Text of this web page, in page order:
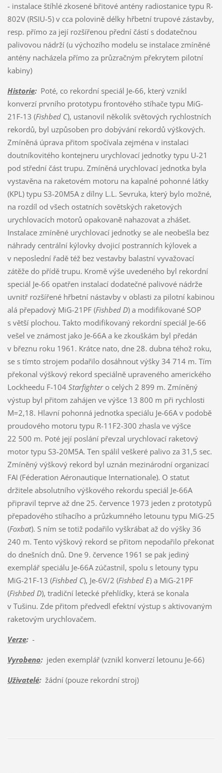
- instalace štíhlé zkosené břitové antény radiostanice typu R-
802V (RSIU-5) v cca polovině délky hřbetní trupové zástavby,
resp. přímo za její rozšířenou přední částí s dodatečnou
palivovou nádrží (u výchozího modelu se instalace zmíněné
antény nacházela přímo za průzračným překrytem pilotní
kabiny)
Historie:Poté, co rekordní speciál Je-66, který vznikl
konverzí prvního prototypu frontového stíhače typu MiG-
21F-13 (Fishbed C), ustanovil několik světových rychlostních
rekordů, byl uzpůsoben pro dobývání rekordů výškových.
Zmíněná úprava přitom spočívala zejména v instalaci
doutníkovitého kontejneru urychlovací jednotky typu U-21
pod střední část trupu. Zmíněná urychlovací jednotka byla
vystavěna na raketovém motoru na kapalné pohonné látky
(KPL) typu S3-20M5A z dílny L.L. Sevruka, který bylo možné,
na rozdíl od všech ostatních sovětských raketových
urychlovacích motorů opakovaně nahazovat a zhášet.
Instalace zmíněné urychlovací jednotky se ale neobešla bez
náhrady centrální kýlovky dvojicí postranních kýlovek a
v neposlední řadě též bez vestavby balastní vyvažovací
zátěže do přídě trupu. Kromě výše uvedeného byl rekordní
speciál Je-66 opatřen instalací dodatečné palivové nádrže
uvnitř rozšířené hřbetní nástavby v oblasti za pilotní kabinou
alá přepadový MiG-21PF (Fishbed D) a modifikované SOP
s větší plochou. Takto modifikovaný rekordní speciál Je-66
vešel ve známost jako Je-66A a ke zkouškám byl předán
v březnu roku 1961. Krátce nato, dne 28. dubna téhož roku,
se s tímto strojem podařilo dosáhnout výšky 34 714 m. Tím
překonal výškový rekord speciálně upraveného amerického
Lockheedu F-104 Starfightero celých 2 899 m. Zmíněný
výstup byl přitom zahájen ve výšce 13 800 m při rychlosti
M=2,18. Hlavní pohonná jednotka speciálu Je-66A v podobě
proudového motoru typu R-11F2-300 zhasla ve výšce
22 500 m. Poté její poslání převzal urychlovací raketový
motor typu S3-20M5A. Ten spálil veškeré palivo za 31,5 sec.
Zmíněný výškový rekord byl uznán mezinárodní organizací
FAI (Féderation Aéronautique Internationale). O statut
držitele absolutního výškového rekordu speciál Je-66A
připravil teprve až dne 25. července 1973 jeden z prototypů
přepadového stíhacího a průzkumného letounu typu MiG-25
(Foxbat). S ním se totiž podařilo vyškrábat až do výšky 36
240 m. Tento výškový rekord se přitom nepodařilo překonat
do dnešních dnů. Dne 9. července 1961 se pak jediný
exemplář speciálu Je-66A zúčastnil, spolu s letouny typu
MiG-21F-13 (Fishbed C), Je-6V/2 (Fishbed E) a MiG-21PF
(Fishbed D), tradiční letecké přehlídky, která se konala
v Tušinu. Zde přitom předvedl efektní výstup s aktivovaným
raketovým urychlovačem.
Verze:-
Vyrobeno:jeden exemplář (vznikl konverzí letounu Je-66)
Uživatelé:žádní (pouze rekordní stroj)